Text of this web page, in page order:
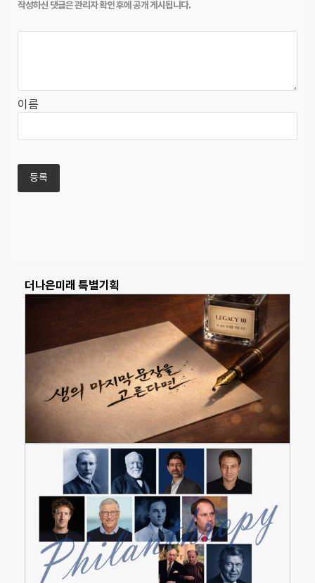
이름
더나은미래 특별기획